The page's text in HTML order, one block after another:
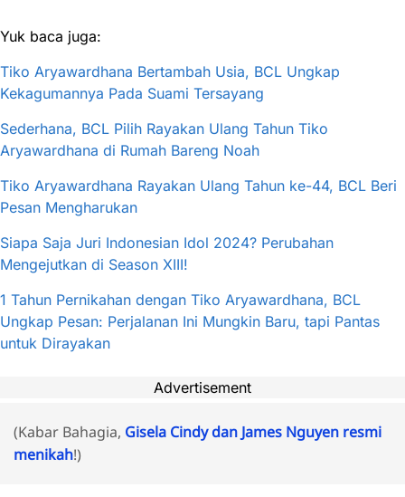
Yuk baca juga:
Tiko Aryawardhana Bertambah Usia, BCL Ungkap
Kekagumannya Pada Suami Tersayang
Sederhana, BCL Pilih Rayakan Ulang Tahun Tiko
Aryawardhana di Rumah Bareng Noah
Tiko Aryawardhana Rayakan Ulang Tahun ke-44, BCL Beri
Pesan Mengharukan
Siapa Saja Juri Indonesian Idol 2024? Perubahan
Mengejutkan di Season XIII!
1 Tahun Pernikahan dengan Tiko Aryawardhana, BCL
Ungkap Pesan: Perjalanan Ini Mungkin Baru, tapi Pantas
untuk Dirayakan
Advertisement
(Kabar Bahagia, Gisela Cindy dan James Nguyen resmi
menikah!)